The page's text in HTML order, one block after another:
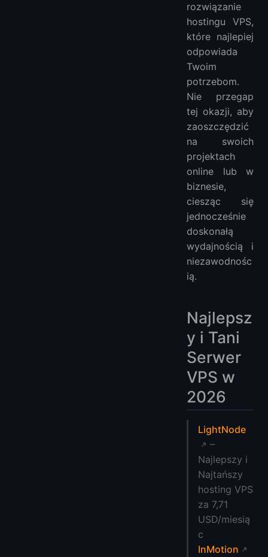
rozwiązanie
hostingu VPS,
które najlepiej
odpowiada
Twoim
potrzebom.
Nie przegap
tej okazji, aby
zaoszczędzić
na swoich
projektach
online lub w
biznesie,
ciesząc się
jednocześnie
doskonałą
wydajnością i
niezawodnośc
ią.
Najlepsz
y i Tani
Serwer
VPS w
2026
LightNode
–
Najlepszy i
Najtańszy
hosting VPS
za 7,71
USD/miesią
c
InMotion